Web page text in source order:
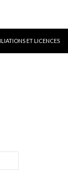
ET LICENCES